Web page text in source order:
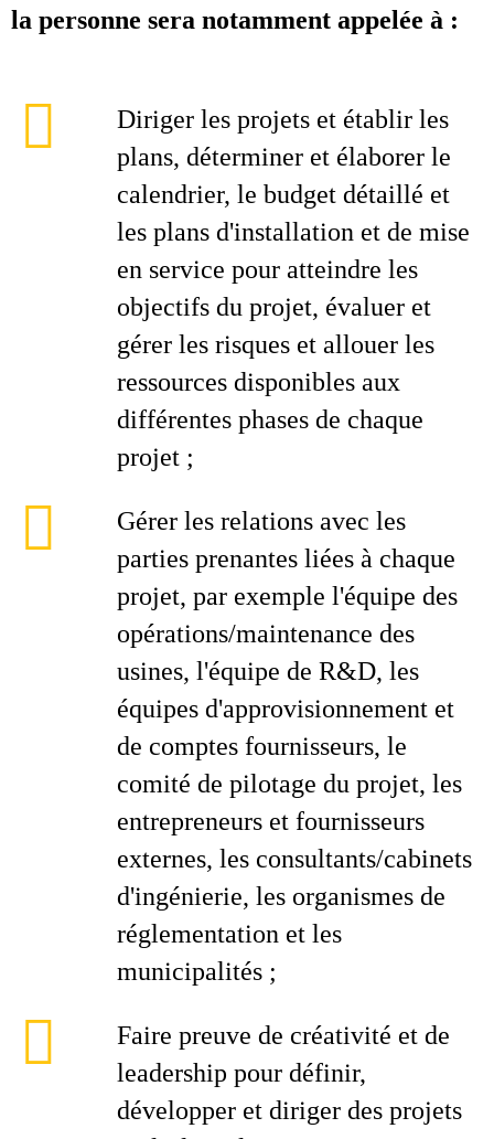
la personne sera notamment appelée à :
Diriger les projets et établir les
plans, déterminer et élaborer le
calendrier, le budget détaillé et
les plans d'installation et de mise
en service pour atteindre les
objectifs du projet, évaluer et
gérer les risques et allouer les
ressources disponibles aux
différentes phases de chaque
projet ;
Gérer les relations avec les
parties prenantes liées à chaque
projet, par exemple l'équipe des
opérations/maintenance des
usines, l'équipe de R&D, les
équipes d'approvisionnement et
de comptes fournisseurs, le
comité de pilotage du projet, les
entrepreneurs et fournisseurs
externes, les consultants/cabinets
d'ingénierie, les organismes de
réglementation et les
municipalités ;
Faire preuve de créativité et de
leadership pour définir,
développer et diriger des projets